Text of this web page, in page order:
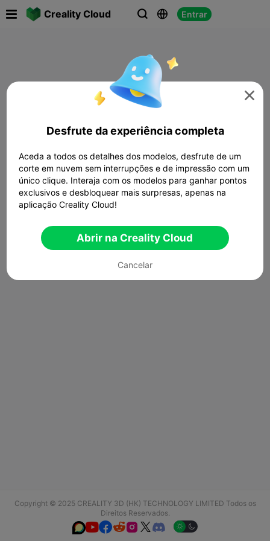
Creality Cloud   Entrar
Copyright © 2025 CREALITY 3D (HK) TECHNOLOGY LIMITED Todos os
Direitos Reservados.
  

Desfrute da experiência completa
Aceda a todos os detalhes dos modelos, desfrute de um
corte em nuvem sem interrupções e de impressão com um
único clique. Interaja com os modelos para ganhar pontos
exclusivos e desbloquear mais surpresas, apenas na
aplicação Creality Cloud!
Abrir na Creality Cloud
Cancelar